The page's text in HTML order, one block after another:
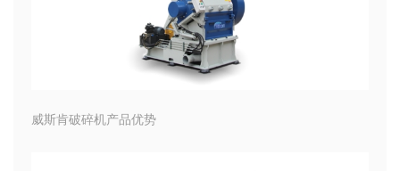
威斯肯破碎机产品优势